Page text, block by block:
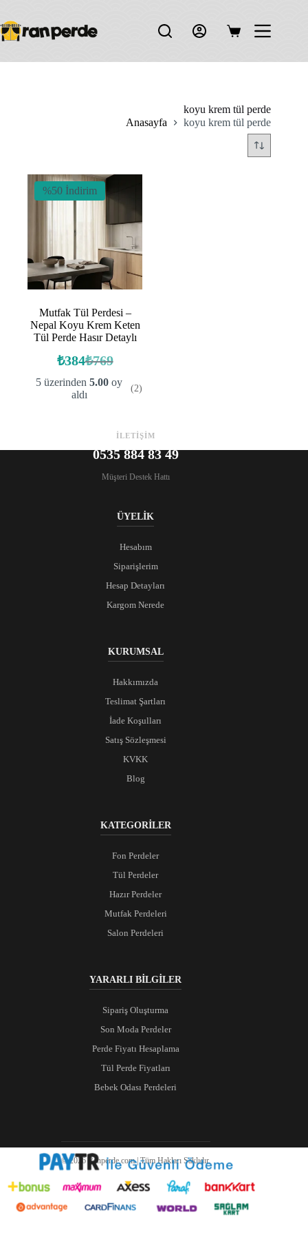
content
Shopping
koyu krem tül perde
Anasayfa
koyu krem tül perde
%50 İndirim
Mutfak Tül Perdesi –
Nepal Koyu Krem Keten
Tül Perde Hasır Detaylı
₺769
Orijinal
fiyat:
₺769.
₺384Şu
andaki
fiyat:
5 üzerinden5.00 oy
aldı
(2)
İLETİŞİM
0535 884 83 49
Müşteri Destek Hattı
ÜYELİK
Hesabım
Siparişlerim
Hesap Detayları
Kargom Nerede
KURUMSAL
Hakkımızda
Teslimat Şartları
İade Koşulları
Satış Sözleşmesi
KVKK
Blog
KATEGORİLER
Fon Perdeler
Tül Perdeler
Hazır Perdeler
Mutfak Perdeleri
Salon Perdeleri
YARARLI BİLGİLER
Sipariş Oluşturma
Son Moda Perdeler
Perde Fiyatı Hesaplama
Tül Perde Fiyatları
Bebek Odası Perdeleri
© 2026 Ranperde.com | Tüm Hakları Saklıdır.